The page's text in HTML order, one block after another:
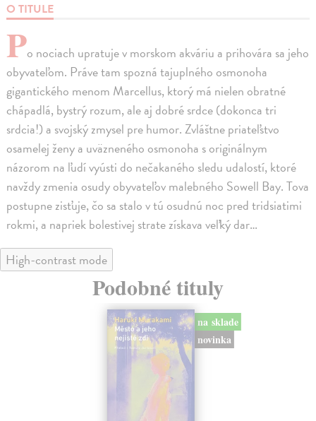
O TITULE
Po nociach upratuje v morskom akváriu a prihovára sa jeho
obyvateľom. Práve tam spozná tajuplného osmonoha
gigantického menom Marcellus, ktorý má nielen obratné
chápadlá, bystrý rozum, ale aj dobré srdce (dokonca tri
srdcia!) a svojský zmysel pre humor. Zvláštne priateľstvo
osamelej ženy a uväzneného osmonoha s originálnym
názorom na ľudí vyústi do nečakaného sledu udalostí, ktoré
navždy zmenia osudy obyvateľov malebného Sowell Bay. Tova
postupne zisťuje, čo sa stalo v tú osudnú noc pred tridsiatimi
rokmi, a napriek bolestivej strate získava veľký dar…
High-contrast mode
Podobné tituly
na sklade
novinka